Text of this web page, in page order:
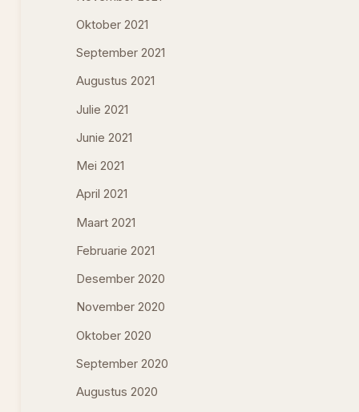
Oktober 2021
September 2021
Augustus 2021
Julie 2021
Junie 2021
Mei 2021
April 2021
Maart 2021
Februarie 2021
Desember 2020
November 2020
Oktober 2020
September 2020
Augustus 2020